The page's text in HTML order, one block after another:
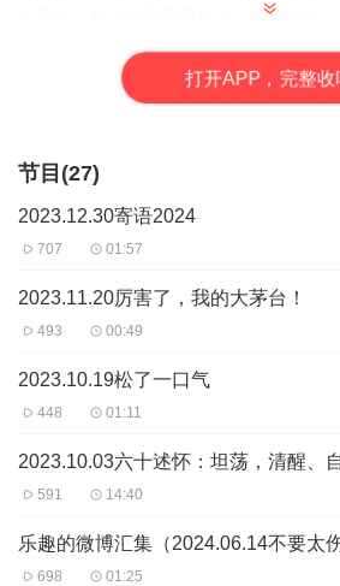
也能自由
打开APP，完整收
节目(27)
2023.12.30寄语2024
707 01:57
2023.11.20厉害了，我的大茅台！
493 00:49
2023.10.19松了一口气
448 01:11
2023.10.03六十述怀：坦荡，清醒、
591 14:40
乐趣的微博汇集（2024.06.14不要太伤
698 01:25